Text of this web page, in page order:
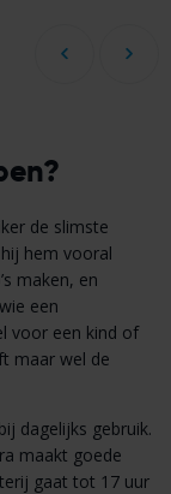
de slimste
hem vooral
maken, en
een
voor een kind of
maar wel de
dagelijks gebruik.
maakt goede
gaat tot 17 uur